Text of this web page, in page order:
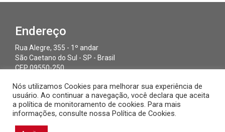
Endereço
Rua Alegre, 355 - 1º andar
São Caetano do Sul - SP - Brasil
CEP 09550-250
Contato
Fone: +55 11 9-8811-2543
contato@duodigit.com.br
Redes
Sociais
Nós utilizamos Cookies para melhorar sua experiência de
usuário. Ao continuar a navegação, você declara que aceita
a política de monitoramento de cookies. Para mais
informações, consulte nossa Política de Cookies.